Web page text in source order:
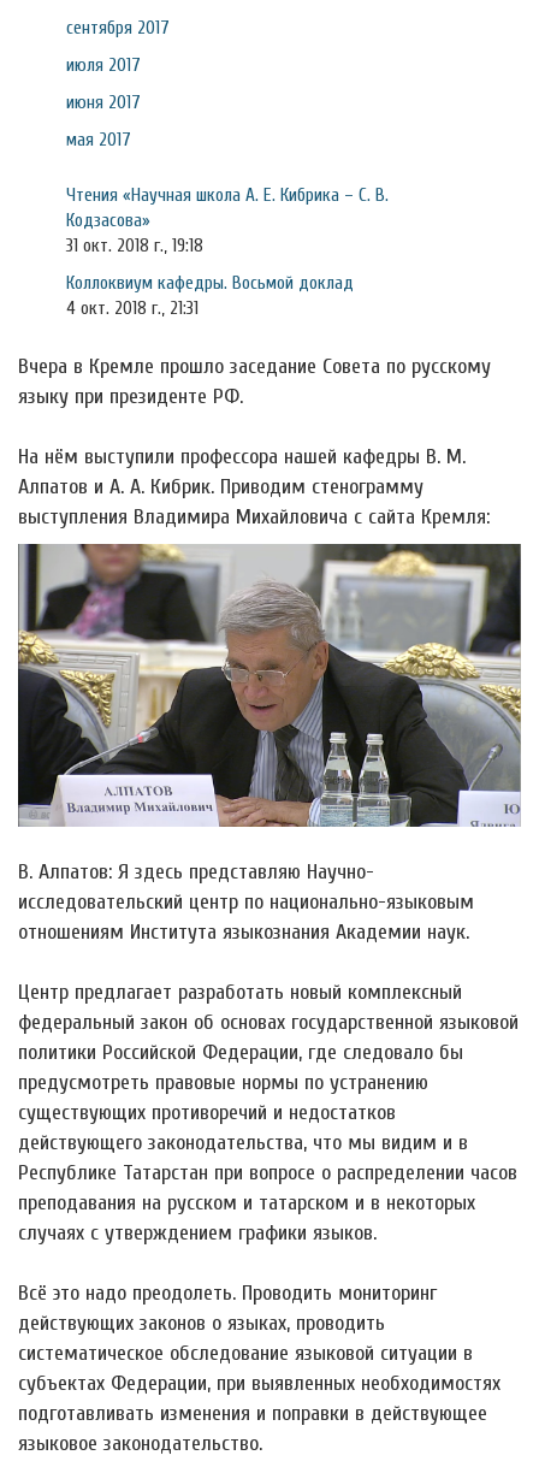
сентября 2017
июля 2017
июня 2017
мая 2017
Чтения «Научная школа А. Е. Кибрика – С. В.
Кодзасова»
31 окт. 2018 г., 19:18
Коллоквиум кафедры. Восьмой доклад
4 окт. 2018 г., 21:31
Вчера в Кремле прошло заседание Совета по русскому
языку при президенте РФ.
На нём выступили профессора нашей кафедры В. М.
Алпатов и А. А. Кибрик. Приводим стенограмму
выступления Владимира Михайловича с сайта Кремля:
В. Алпатов: Я здесь представляю Научно-
исследовательский центр по национально-языковым
отношениям Института языкознания Академии наук.
Центр предлагает разработать новый комплексный
федеральный закон об основах государственной языковой
политики Российской Федерации, где следовало бы
предусмотреть правовые нормы по устранению
существующих противоречий и недостатков
действующего законодательства, что мы видим и в
Республике Татарстан при вопросе о распределении часов
преподавания на русском и татарском и в некоторых
случаях с утверждением графики языков.
Всё это надо преодолеть. Проводить мониторинг
действующих законов о языках, проводить
систематическое обследование языковой ситуации в
субъектах Федерации, при выявленных необходимостях
подготавливать изменения и поправки в действующее
языковое законодательство.